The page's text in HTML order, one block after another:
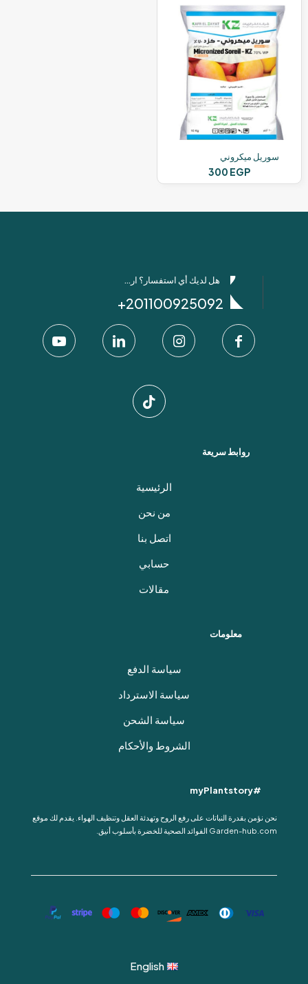
سوريل ميكروني
300 EGP
هل لديك أي استفسار؟ ارسل لنا عبر واتساب!
201100925092+
روابط سريعة
الرئيسية
من نحن
اتصل بنا
حسابي
مقالات
معلومات
سياسة الدفع
سياسة الاسترداد
سياسة الشحن
الشروط والأحكام
#myPlantstory
نحن نؤمن بقدرة النباتات على رفع الروح وتهدئة العقل وتنظيف الهواء. يقدم لك موقع
Garden-hub.com الفوائد الصحية للخضرة بأسلوب أنيق.
English